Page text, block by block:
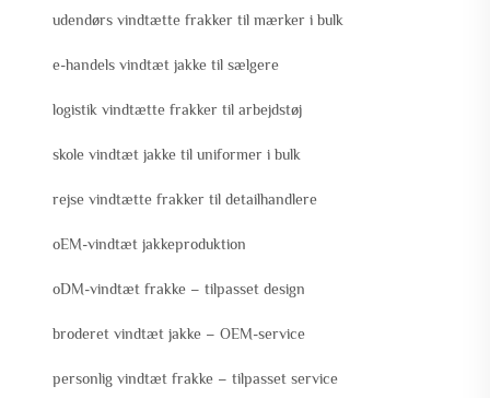
udendørs vindtætte frakker til mærker i bulk
e-handels vindtæt jakke til sælgere
logistik vindtætte frakker til arbejdstøj
skole vindtæt jakke til uniformer i bulk
rejse vindtætte frakker til detailhandlere
oEM-vindtæt jakkeproduktion
oDM-vindtæt frakke – tilpasset design
broderet vindtæt jakke – OEM-service
personlig vindtæt frakke – tilpasset service